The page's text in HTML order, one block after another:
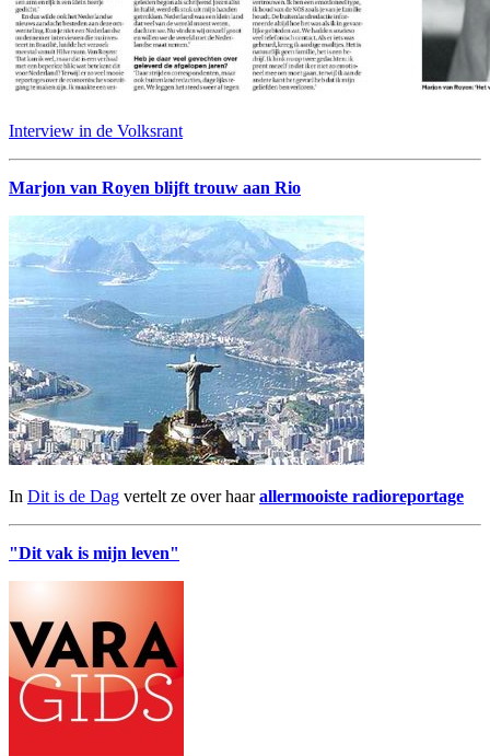
Interview in de Volksrant
Marjon van Royen blijft trouw aan Rio
In Dit is de Dag vertelt ze over haarallermooiste radioreportage
"Dit vak is mijn leven"